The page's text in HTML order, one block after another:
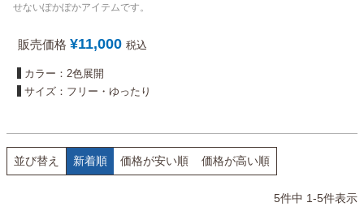
せないぽかぽかアイテムです。
販売価格 ¥11,000 税込
カラー：2色展開
サイズ：フリー・ゆったり
並び替え 新着順 価格が安い順 価格が高い順
5件中 1-5件表示